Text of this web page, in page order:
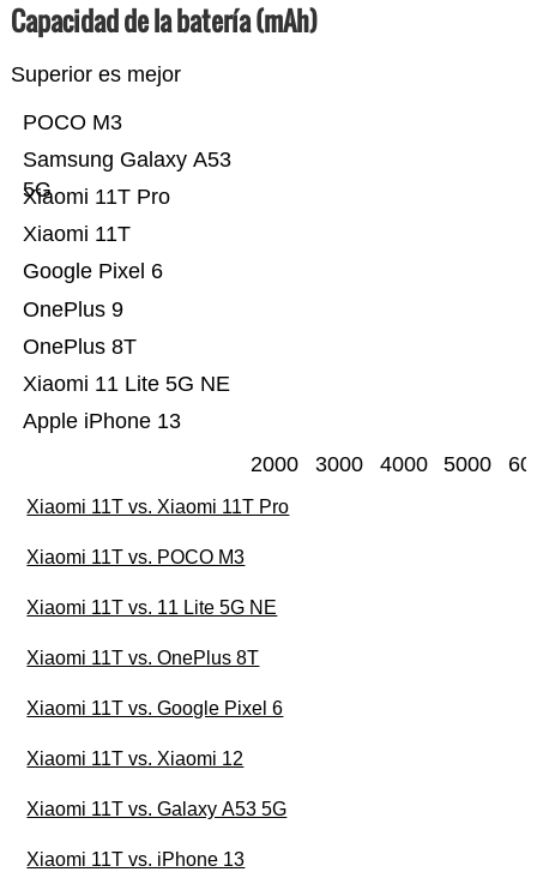
Capacidad de la batería (mAh)
Superior es mejor
Apple iPhone 13
Xiaomi 11 Lite 5G NE
OnePlus 8T
OnePlus 9
Google Pixel 6
Xiaomi 11T
Xiaomi 11T Pro
Samsung Galaxy A53
5G
POCO M3
2000 3000 4000 5000
Xiaomi 11T vs. Xiaomi 11T Pro
Xiaomi 11T vs. POCO M3
Xiaomi 11T vs. 11 Lite 5G NE
Xiaomi 11T vs. OnePlus 8T
Xiaomi 11T vs. Google Pixel 6
Xiaomi 11T vs. Xiaomi 12
Xiaomi 11T vs. Galaxy A53 5G
Xiaomi 11T vs. iPhone 13